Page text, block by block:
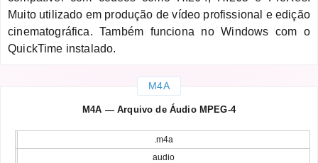
Muito utilizado em produção de vídeo profissional e edição
cinematográfica. Também funciona no Windows com o
QuickTime instalado.
M4A
M4A — Arquivo de Áudio MPEG-4
.m4a
audio